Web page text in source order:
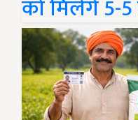
को मिलेंगे 5-